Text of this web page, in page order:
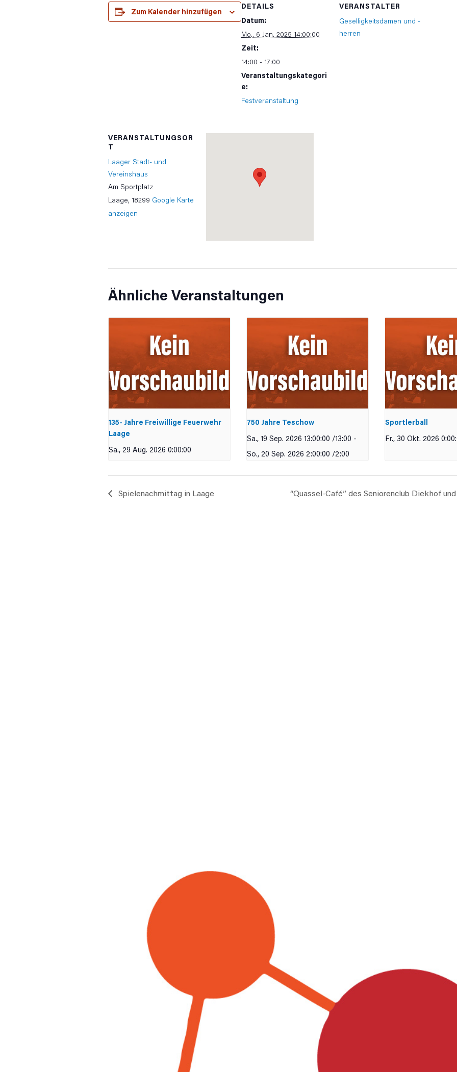
Zum Kalender hinzufügen
DETAILS
Datum:
Mo., 6 Jan. 2025 14:00:00
Zeit:
14:00 - 17:00
Veranstaltungskategori
e:
Festveranstaltung
VERANSTALTER
Geselligkeitsdamen und -
herren
VERANSTALTUNGSOR
T
Laager Stadt- und
Vereinshaus
Am Sportplatz
Laage, 18299 Google Karte
anzeigen
Ähnliche Veranstaltungen
135- Jahre Freiwillige Feuerwehr
Laage
Sa., 29 Aug. 2026 0:00:00
750 Jahre Teschow
Sa., 19 Sep. 2026 13:00:00 /13:00 -
So., 20 Sep. 2026 2:00:00 /2:00
Sportlerball
Fr., 30 Okt. 2026
Spielenachmittag in Laage “Quassel-Café” des Seniorenclub Diekhof